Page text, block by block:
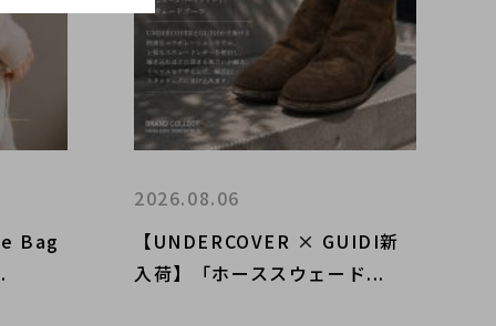
Bag
【UNDERCOVER × GUIDI新
入荷】「ホーススウェード...
2026.08.06